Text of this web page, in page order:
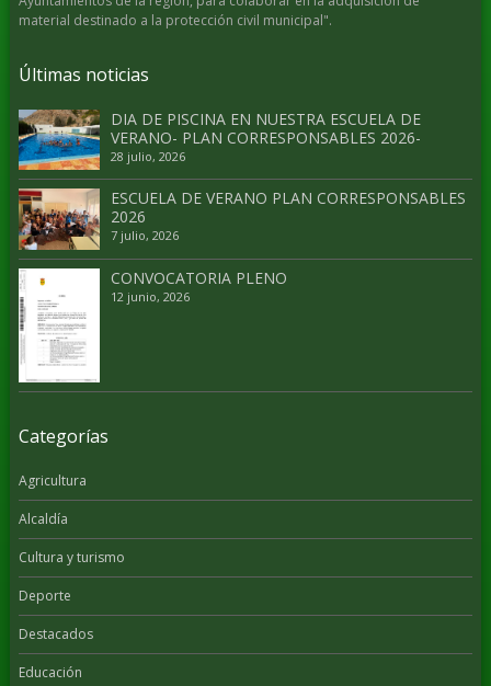
material destinado a la protección civil municipal".
Últimas noticias
DIA DE PISCINA EN NUESTRA ESCUELA DE
VERANO- PLAN CORRESPONSABLES 2026-
28 julio, 2026
ESCUELA DE VERANO PLAN CORRESPONSABLES
2026
7 julio, 2026
CONVOCATORIA PLENO
12 junio, 2026
Categorías
Agricultura
Alcaldía
Cultura y turismo
Deporte
Destacados
Educación